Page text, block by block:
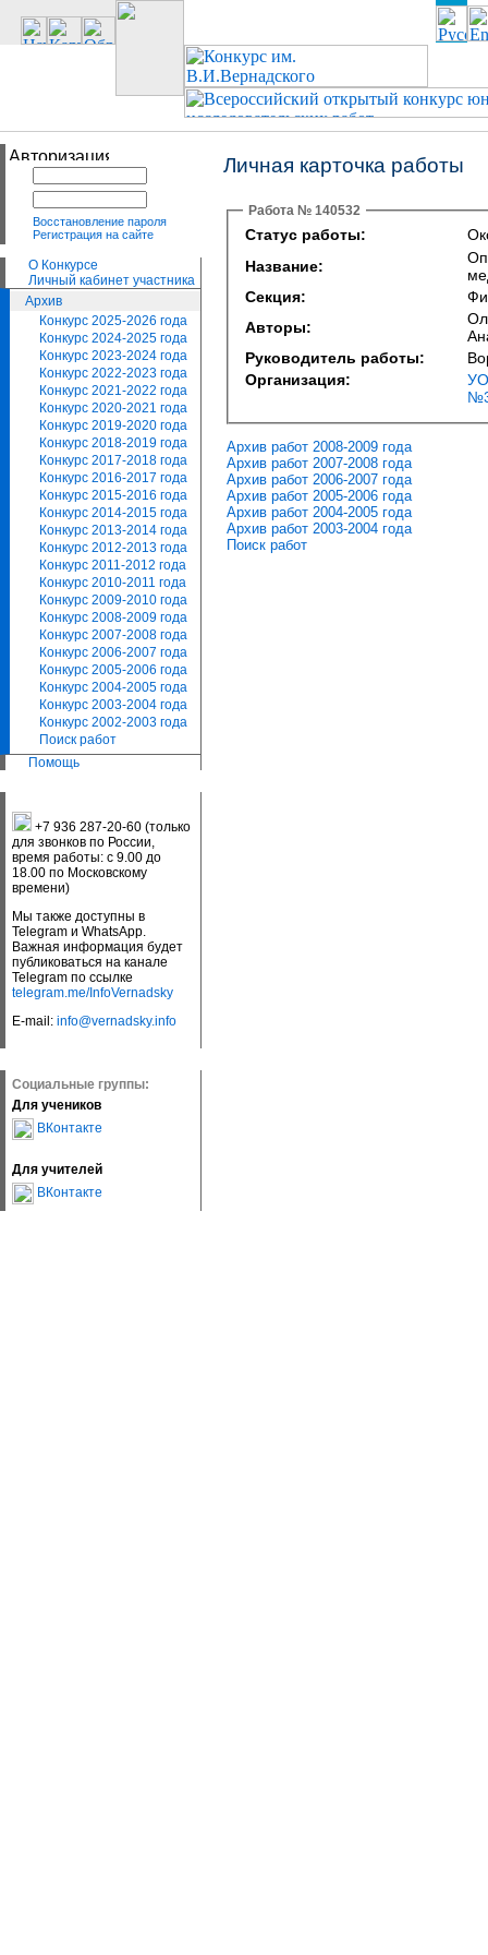
Восстановление пароля
Регистрация на сайте
О Конкурсе
Личный кабинет участника
Архив
Конкурс 2025-2026 года
Конкурс 2024-2025 года
Конкурс 2023-2024 года
Конкурс 2022-2023 года
Конкурс 2021-2022 года
Конкурс 2020-2021 года
Конкурс 2019-2020 года
Конкурс 2018-2019 года
Конкурс 2017-2018 года
Конкурс 2016-2017 года
Конкурс 2015-2016 года
Конкурс 2014-2015 года
Конкурс 2013-2014 года
Конкурс 2012-2013 года
Конкурс 2011-2012 года
Конкурс 2010-2011 года
Конкурс 2009-2010 года
Конкурс 2008-2009 года
Конкурс 2007-2008 года
Конкурс 2006-2007 года
Конкурс 2005-2006 года
Конкурс 2004-2005 года
Конкурс 2003-2004 года
Конкурс 2002-2003 года
Поиск работ
Помощь
+7 936 287-20-60 (только
для звонков по России,
время работы: с 9.00 до
18.00 по Московскому
времени)
Мы также доступны в
Telegram и WhatsApp.
Важная информация будет
публиковаться на канале
Telegram по ссылке
telegram.me/InfoVernadsky
E-mail: info@vernadsky.info
Социальные группы:
Для учеников
ВКонтакте
Для учителей
ВКонтакте
Личная карточка работы
Работа № 140532
Статус работы:
Название:
Секция:
Авторы:
Руководитель работы:
Организация:
УО
Архив работ 2008-2009 года
Архив работ 2007-2008 года
Архив работ 2006-2007 года
Архив работ 2005-2006 года
Архив работ 2004-2005 года
Архив работ 2003-2004 года
Поиск работ